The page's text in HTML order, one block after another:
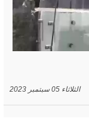
الثلاثاء 05 سبتمبر 2023